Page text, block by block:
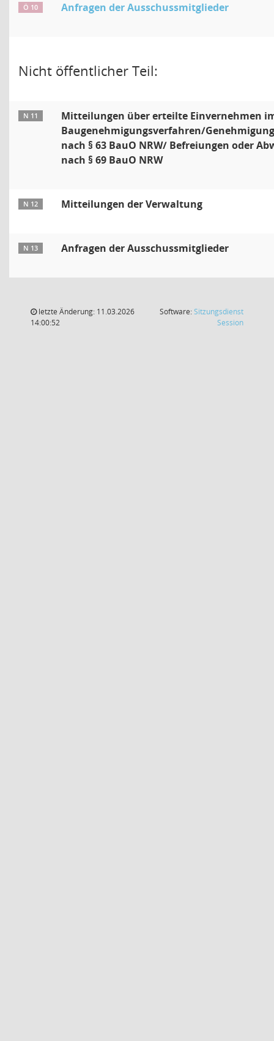
Ö 10 Anfragen der Ausschussmitglieder
Nicht öffentlicher Teil:
N 11
Mitteilungen über erteilte Einvernehmen
Baugenehmigungsverfahren/
nach § 63 BauO NRW/ Befreiungen oder
nach § 69 BauO NRW
N 12 Mitteilungen der Verwaltung
N 13 Anfragen der Ausschussmitglieder
letzte Änderung: 11.03.2026
14:00:52
Software:Sitzungsdienst
Session(Wird in